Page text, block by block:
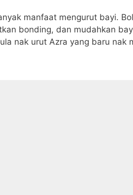
manfaat mengurut bayi.
bonding, dan mudahkan
nak urut Azra yang baru nak